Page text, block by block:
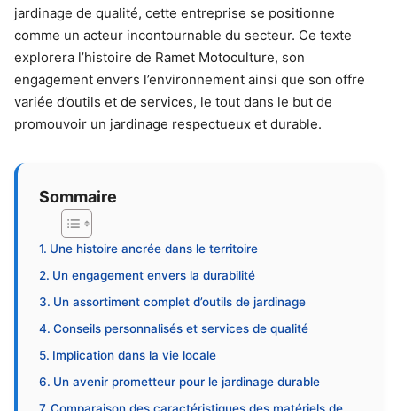
jardinage de qualité, cette entreprise se positionne
comme un acteur incontournable du secteur. Ce texte
explorera l’histoire de Ramet Motoculture, son
engagement envers l’environnement ainsi que son offre
variée d’outils et de services, le tout dans le but de
promouvoir un jardinage respectueux et durable.
Sommaire
Une histoire ancrée dans le territoire
Un engagement envers la durabilité
Un assortiment complet d’outils de jardinage
Conseils personnalisés et services de qualité
Implication dans la vie locale
Un avenir prometteur pour le jardinage durable